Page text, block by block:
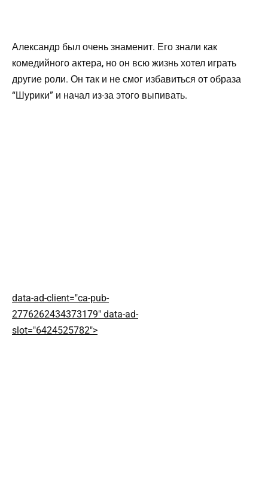
Александр был очень знаменит. Его знали как
комедийного актера, но он всю жизнь хотел играть
другие роли. Он так и не смог избавиться от образа
“Шурики” и начал из-за этого выпивать.
data-ad-client="ca-pub-
2776262434373179" data-ad-
slot="6424525782">